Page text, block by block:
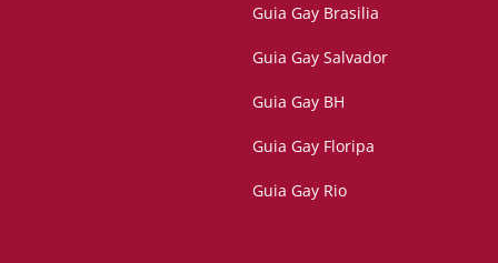
Guia Gay Brasilia
Guia Gay Salvador
Guia Gay BH
Guia Gay Floripa
Guia Gay Rio